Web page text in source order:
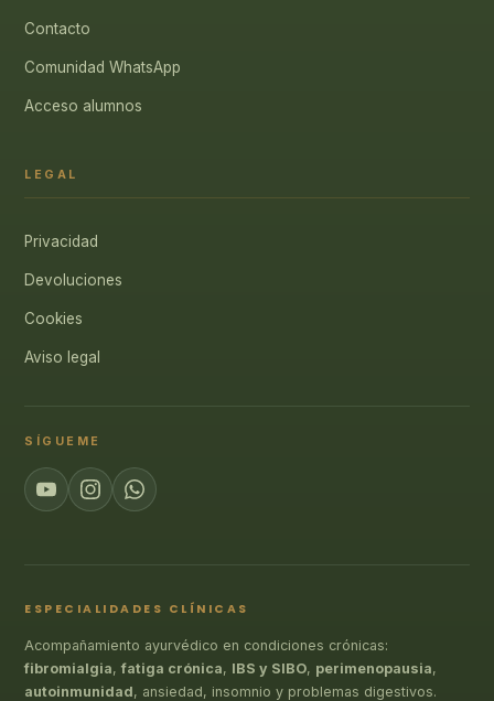
Contacto
Comunidad WhatsApp
Acceso alumnos
LEGAL
Privacidad
Devoluciones
Cookies
Aviso legal
SÍGUEME
ESPECIALIDADES CLÍNICAS
Acompañamiento ayurvédico en condiciones crónicas:
fibromialgia,fatiga crónica, IBS y SIBO, perimenopausia,
autoinmunidad, ansiedad, insomnio y problemas digestivos.